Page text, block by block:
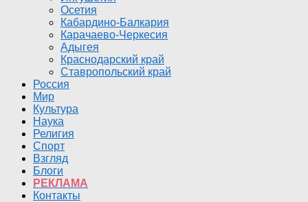
Осетия
Кабардино-Балкария
Карачаево-Черкесия
Адыгея
Краснодарский край
Ставропольский край
Россия
Мир
Культура
Наука
Религия
Спорт
Взгляд
Блоги
РЕКЛАМА
Контакты